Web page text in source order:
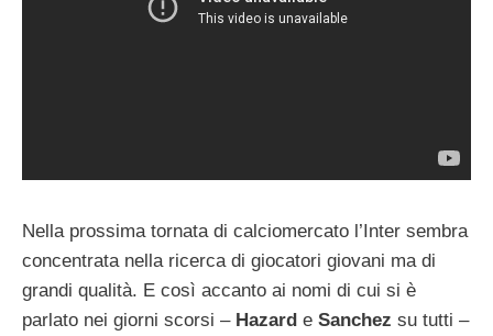
Nella prossima tornata di calciomercato l’Inter sembra
concentrata nella ricerca di giocatori giovani ma di
grandi qualità. E così accanto ai nomi di cui si è
parlato nei giorni scorsi – Hazard e Sanchez su tutti –